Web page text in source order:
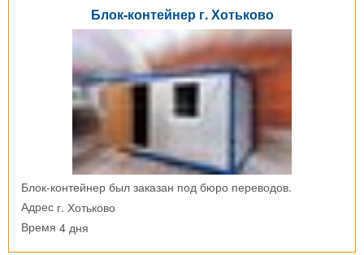
Блок-контейнер г. Хотьково
Блок-контейнер был заказан под бюро переводов.
Адрес г. Хотьково
Время 4 дня